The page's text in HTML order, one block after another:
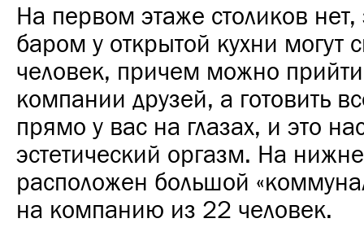
На первом этаже столиков нет,
баром у открытой кухни могут
человек, причем можно
компании друзей, а готовить
прямо у вас на глазах, и это
эстетический оргазм. На
расположен большой
на компанию из 22 человек.